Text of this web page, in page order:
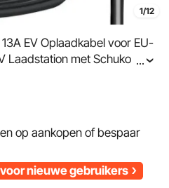
1/12
EV Oplaadkabel voor EU-
Laadstation met Schuko 3-
Elektrische
...
op aankopen of bespaar
nieuwe gebruikers